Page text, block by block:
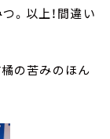
つ。以上！間違い
の苦みのほん